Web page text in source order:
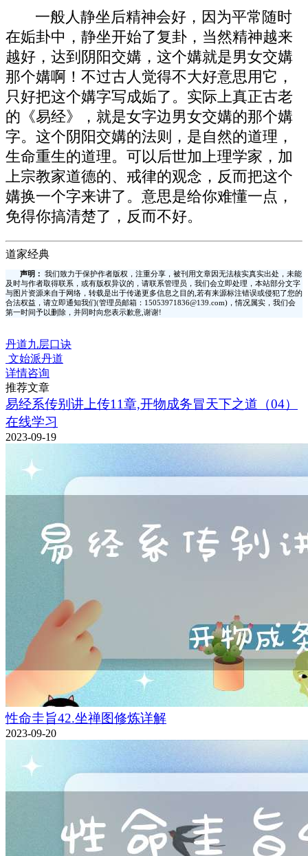
一般人静坐后精神会好，因为平常随时
在姤卦中，静坐开始了复卦，当然精神越来
越好，达到阴阳交媾，这个媾就是男女交媾
那个媾啊！不过古人觉得不大好意思用它，
只好把这个媾字写成姤了。实际上真正古老
的《易经》，就是女字边男女交媾的那个媾
字。这个阴阳交媾的法则，是自然的道理，
生命重生的道理。可以后世加上理学家，加
上宗教家道德的、戒律的观念，反而把这个
媾换一个字来讲了。意思是给你难懂一点，
免得你搞清楚了，反而不好。
道家经典
声明：
我们致力于保护作者版权，注重分享，被刊用文章因无法核实真实出处，未能
及时与作者取得联系，或有版权异议的，请联系管理员，我们会立即处理，本站部分文字
与图片资源来自于网络，转载是出于传递更多信息之目的,若有来源标注错误或侵犯了您的
合法权益，请立即通知我们(管理员邮箱：15053971836@139.com)，情况属实，我们会
第一时间予以删除，并同时向您表示歉意,谢谢!
丹道九层口诀
文始派丹道
详情咨询
推荐文章
易经系传别讲上传11章,开物成务冒天下之道（04）
在线学习
2023-09-19
性命圭旨42.坐禅图修炼详解
2023-09-20